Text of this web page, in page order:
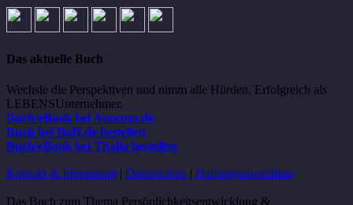
Das aktuelle Buch
Wechsle die Perspektiven und nimm alle Hürden. Erfolgreich als
LEBENSUnternehmer.
Buch/eBook bei Amazon.de
Buch bei BoD.de bestellen
Buch/eBook bei Thalia bestellen
Kontakt & Impressum | Datenschutz | Haftungsausschluss
Das Buch zum Thema Persönlichkeitsentwicklung &